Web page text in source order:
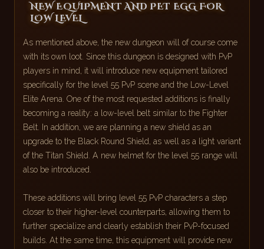
NEW EQUIPMENT AND PET EGG FOR
LOW LEVEL
As mentioned above, the new dungeon will of course come
with its own loot. Since this dungeon is designed with PvP
players in mind, it will introduce new equipment tailored
specifically for the level 55 PvP scene and the Low-Level
Elite Arena. One of the most requested additions is finally
becoming a reality: a low-level belt similar to the Fighter
Belt. In addition, we are planning a new shield as an
upgrade to the Black Round Shield, as well as a light variant
of the Titan Shield. A new helmet for the level 55 range will
also be introduced.
These additions will bring level 55 PvP characters a step
closer to their higher-level counterparts, allowing them to
further specialize and clearly establish their PvP-focused
builds. At the same time, this equipment will provide new